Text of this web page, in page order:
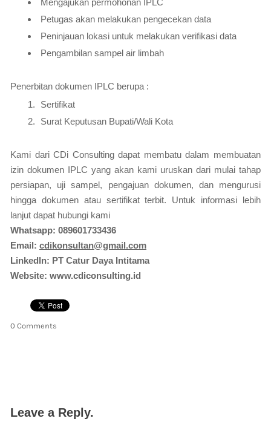
Mengajukan permohonan IPLC
Petugas akan melakukan pengecekan data
Peninjauan lokasi untuk melakukan verifikasi data
Pengambilan sampel air limbah
Penerbitan dokumen IPLC berupa :
Sertifikat
Surat Keputusan Bupati/Wali Kota
Kami dari CDi Consulting dapat membatu dalam membuatan
izin dokumen IPLC yang akan kami uruskan dari mulai tahap
persiapan, uji sampel, pengajuan dokumen, dan mengurusi
hingga dokumen atau sertifikat terbit. Untuk informasi lebih
lanjut dapat hubungi kami
Whatsapp: 089601733436
Email: cdikonsultan@gmail.com
Linkedln: PT Catur Daya Intitama
Website: www.cdiconsulting.id
0 Comments
Leave a Reply.